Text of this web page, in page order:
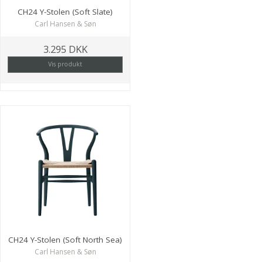
CH24 Y-Stolen (Soft Slate)
Carl Hansen & Søn
3.295 DKK
Vis produkt
CH24 Y-Stolen (Soft North Sea)
Carl Hansen & Søn